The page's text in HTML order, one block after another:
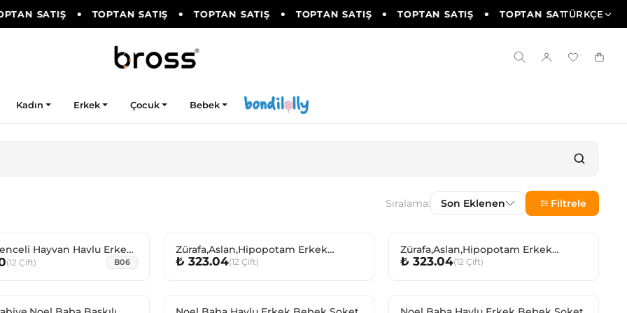
SATIŞ TOPTAN SATIŞ TOPTAN SATIŞ TOPTAN SATIŞ TOPTAN SATIŞ TOPTAN SATIŞTÜRKÇE
Kadın Erkek Çocuk Bebek
Sıralama: Son Eklenen Filtrele
Hayvan Havlu Erkek
(12 Çift) B06
Zürafa,Aslan,Hipopotam Erkek
Bebek Soket
₺ 323.04(12 Çift)
Zürafa,Aslan,Hipopotam Erkek
Bebek Soket
₺ 323.04(12 Çift)